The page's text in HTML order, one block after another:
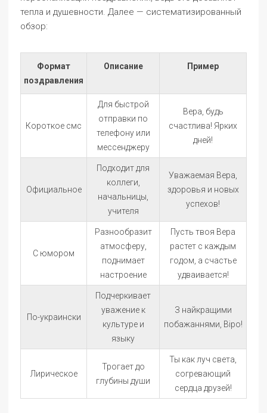
тепла и душевности. Далее — систематизированный
обзор:
Формат
поздравления
Описание Пример
Короткое смс
Для быстрой
отправки по
телефону или
мессенджеру
Вера, будь
счастлива! Ярких
дней!
Официальное
Подходит для
коллеги,
начальницы,
учителя
Уважаемая Вера,
здоровья и новых
успехов!
С юмором
Разнообразит
атмосферу,
поднимает
настроение
Пусть твоя Вера
растет с каждым
годом, а счастье
удваивается!
По-украински
Подчеркивает
уважение к
культуре и
языку
З найкращими
побажаннями, Віро!
Лирическое
Трогает до
глубины души
Ты как луч света,
согревающий
сердца друзей!